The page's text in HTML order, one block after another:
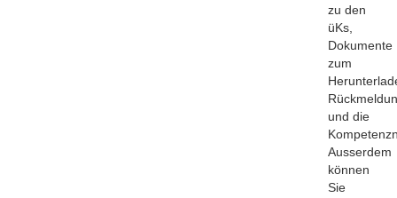
zu den
üKs,
Dokumente
zum
und die
Ausserdem
können
Sie